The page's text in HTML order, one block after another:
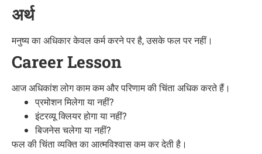
अर्थ
मनुष्य का अधिकार केवल कर्म करने पर है, उसके फल पर नहीं।
Career Lesson
आज अधिकांश लोग काम कम और परिणाम की चिंता अधिक करते हैं।
प्रमोशन मिलेगा या नहीं?
इंटरव्यू क्लियर होगा या नहीं?
बिजनेस चलेगा या नहीं?
फल की चिंता व्यक्ति का आत्मविश्वास कम कर देती है।